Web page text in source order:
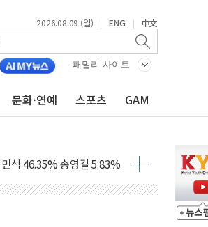
2026.08.09 (일) | ENG | 中文
패밀리 사이트
문화·연예 스포츠 GAM
金 46.01% vs 鄭 44.53%
견도 죽여
정청래 44.40%
래 45.71% 송영길 6.92%
래 41.94% 송영길 7.76%
시간 되길"